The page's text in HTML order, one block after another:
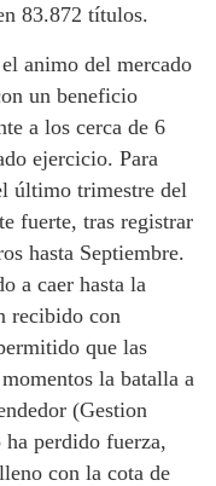
83.872 títulos.
animo del mercado
un beneficio
a los cerca de 6
ejercicio. Para
último trimestre del
fuerte, tras registrar
hasta Septiembre.
a caer hasta la
recibido con
que las
la batalla a
(Gestion
perdido fuerza,
con la cota de